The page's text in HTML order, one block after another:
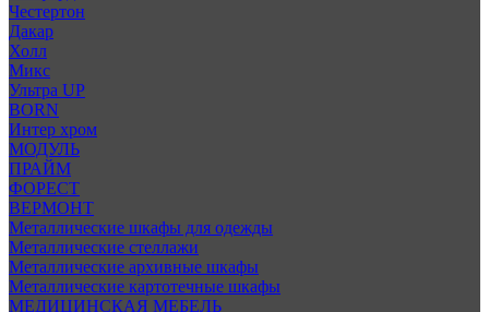
Честертон
Дакар
Холл
Микс
Ультра UP
BORN
Интер хром
МОДУЛЬ
ПРАЙМ
ФОРЕСТ
ВЕРМОНТ
Металлические шкафы для одежды
Металлические стеллажи
Металлические архивные шкафы
Металлические картотечные шкафы
МЕДИЦИНСКАЯ МЕБЕЛЬ